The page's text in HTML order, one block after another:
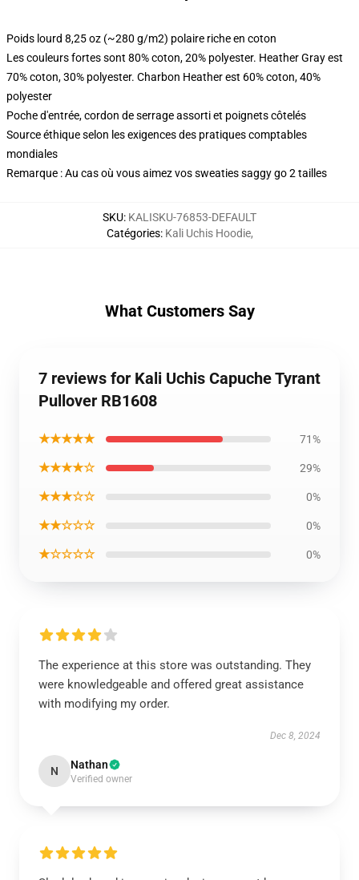
Poids lourd 8,25 oz (~280 g/m2) polaire riche en coton
Les couleurs fortes sont 80% coton, 20% polyester. Heather Gray est
70% coton, 30% polyester. Charbon Heather est 60% coton, 40%
polyester
Poche d'entrée, cordon de serrage assorti et poignets côtelés
Source éthique selon les exigences des pratiques comptables
mondiales
Remarque : Au cas où vous aimez vos sweaties saggy go 2 tailles
SKU: KALISKU-76853-DEFAULT
Catégories: Kali Uchis Hoodie,
What Customers Say
7 reviews for Kali Uchis Capuche Tyrant
Pullover RB1608
★★★★★ 71%
★★★★☆ 29%
★★★☆☆ 0%
★★☆☆☆ 0%
★☆☆☆☆ 0%
The experience at this store was outstanding. They
were knowledgeable and offered great assistance
with modifying my order.
Dec 8, 2024
N Nathan
Verified owner